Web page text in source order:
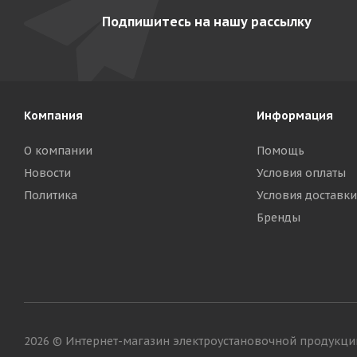
Подпишитесь на нашу рассылку
Компания
О компании
Новости
Политика
Информация
Помощь
Условия оплаты
Условия доставки
Бренды
2026 © Интернет-магазин электроустановочной